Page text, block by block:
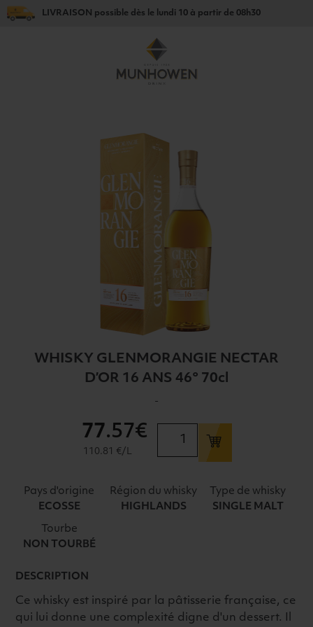
LIVRAISON possible dès le lundi 10 à partir de 08h30
WHISKY GLENMORANGIE NECTAR
D’OR 16 ANS 46° 70cl
-
WHISKY
NECTAR
77.57€
110.81 €/L
Pays d'origine
ECOSSE
Région du whisky
HIGHLANDS
Type de whisky
SINGLE MALT
Tourbe
NON TOURBÉ
DESCRIPTION
Ce whisky est inspiré par la pâtisserie française, ce
qui lui donne une complexité digne d'un dessert. Il